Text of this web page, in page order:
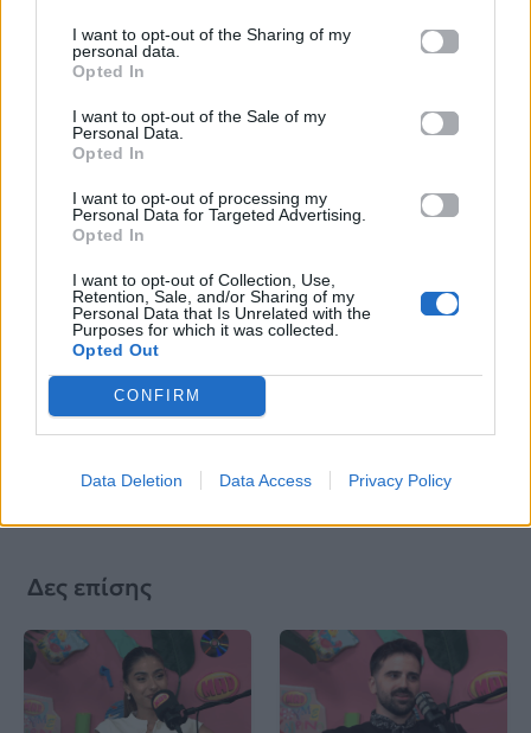
I want to opt-out of the Sharing of my
personal data.
Opted In
I want to opt-out of the Sale of my
Personal Data.
Opted In
I want to opt-out of processing my
Personal Data for Targeted Advertising.
Opted In
I want to opt-out of Collection, Use,
Retention, Sale, and/or Sharing of my
Personal Data that Is Unrelated with the
Purposes for which it was collected.
Opted Out
CONFIRM
Data Deletion Data Access Privacy Policy
viral
27.04.2026
έγινε Άννα Βίσση
27.04.2026
Βιογραφικά
Ελλήνων
Καλλιτεχνών
μουσική σκηνή
Δες επίσης